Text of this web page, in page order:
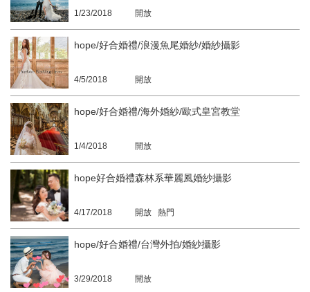
1/23/2018 開放
hope/好合婚禮/浪漫魚尾婚紗/婚紗攝影
4/5/2018 開放
hope/好合婚禮/海外婚紗/歐式皇宮教堂
1/4/2018 開放
hope好合婚禮森林系華麗風婚紗攝影
4/17/2018 開放 熱門
hope/好合婚禮/台灣外拍/婚紗攝影
3/29/2018 開放